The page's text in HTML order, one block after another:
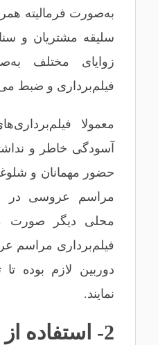
به‌صورت فرمالیته
سلیقه مشتریان و
زوایای مختلف
فیلم‌برداری و ضبط
معمولا
آسودگی خاطر و
حضور مهمانان و
مراسم عروسی در
محلی دیگر صورت
فیلم‌برداری مراسم
دوربین لازم بوده
نمایند.
2- استفاده